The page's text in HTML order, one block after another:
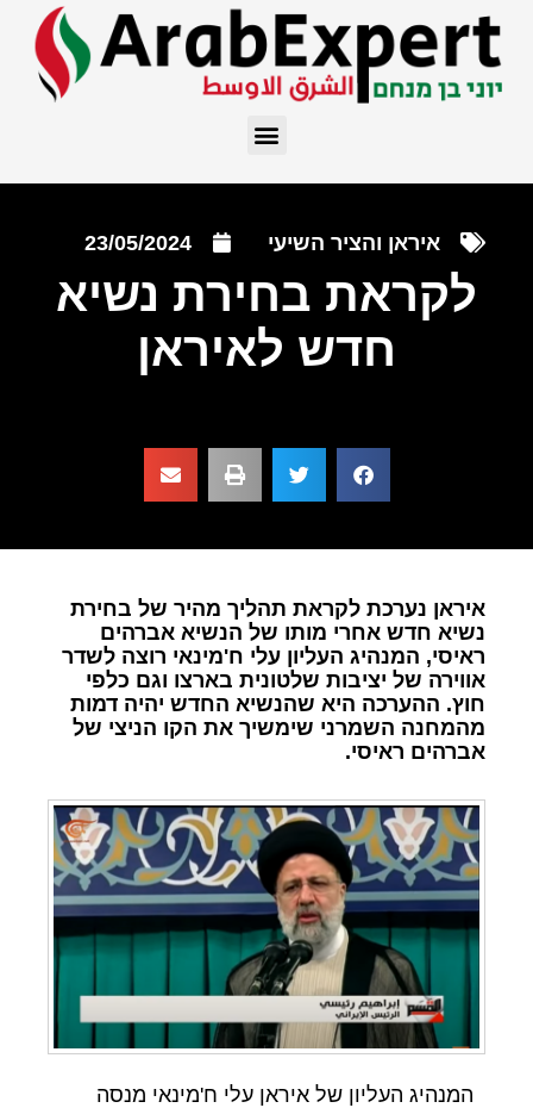
איראן והציר השיעי 23/05/2024
לקראת בחירת נשיא
חדש לאיראן
איראן נערכת לקראת תהליך מהיר של בחירת
נשיא חדש אחרי מותו של הנשיא אברהים
ראיסי, המנהיג העליון עלי ח'מינאי רוצה לשדר
אווירה של יציבות שלטונית בארצו וגם כלפי
חוץ. ההערכה היא שהנשיא החדש יהיה דמות
מהמחנה השמרני שימשיך את הקו הניצי של
אברהים ראיסי.
המנהיג העליון של איראן עלי ח'מינאי מנסה